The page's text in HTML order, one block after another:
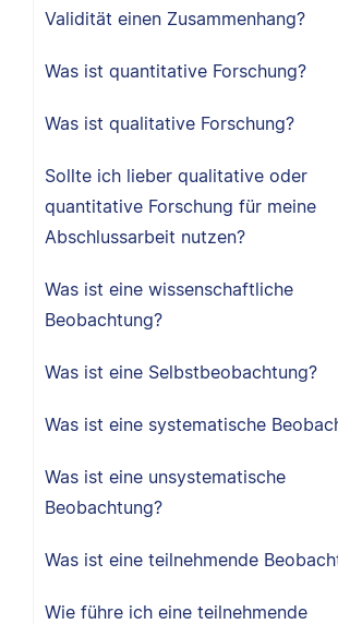
Validität einen Zusammenhang?
Was ist quantitative Forschung?
Was ist qualitative Forschung?
Sollte ich lieber qualitative oder
quantitative Forschung für meine
Abschlussarbeit nutzen?
Was ist eine wissenschaftliche
Beobachtung?
Was ist eine Selbstbeobachtung?
Was ist eine systematische
Was ist eine unsystematische
Beobachtung?
Was ist eine teilnehmende
Wie führe ich eine teilnehmende